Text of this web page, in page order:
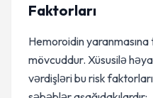
Faktorları
Hemoroidin
mövcuddur. Xüsusilə
vərdişləri bu risk